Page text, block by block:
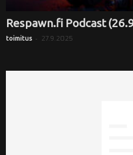
Respawn.fi Podcast
toimitus - 27.9.2025